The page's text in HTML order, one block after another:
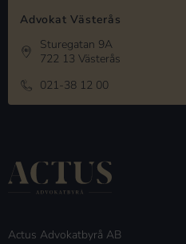
Advokat Västerås
Sturegatan 9A
722 13 Västerås
021-38 12 00
Actus Advokatbyrå AB